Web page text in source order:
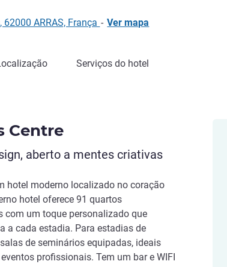
ARRAS, França - Ver mapa
Serviços do hotel
Centre
aberto a mentes criativas
hotel moderno localizado no coração
hotel oferece 91 quartos
com um toque personalizado que
a cada estadia. Para estadias de
de seminários equipadas, ideais
profissionais. Tem um bar e WIFI